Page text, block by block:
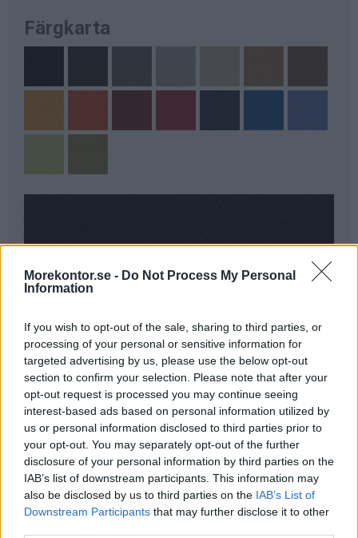
Morekontor.se - Do Not Process My Personal
Information
If you wish to opt-out of the sale, sharing to third parties, or
processing of your personal or sensitive information for
targeted advertising by us, please use the below opt-out
section to confirm your selection. Please note that after your
opt-out request is processed you may continue seeing
interest-based ads based on personal information utilized by
us or personal information disclosed to third parties prior to
your opt-out. You may separately opt-out of the further
disclosure of your personal information by third parties on the
IAB’s list of downstream participants. This information may
also be disclosed by us to third parties on the IAB’s List of
Downstream Participants that may further disclose it to other
Färgkarta
Havana (svart) (Klicka för större bild)